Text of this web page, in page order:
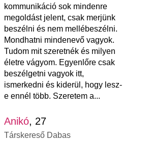
kommunikáció sok mindenre
megoldást jelent, csak merjünk
beszélni és nem mellébeszélni.
Mondhatni mindenevő vagyok.
Tudom mit szeretnék és milyen
életre vágyom. Egyenlőre csak
beszélgetni vagyok itt,
ismerkedni és kiderül, hogy lesz-
e ennél több. Szeretem a...
Anikó, 27
Társkereső Dabas